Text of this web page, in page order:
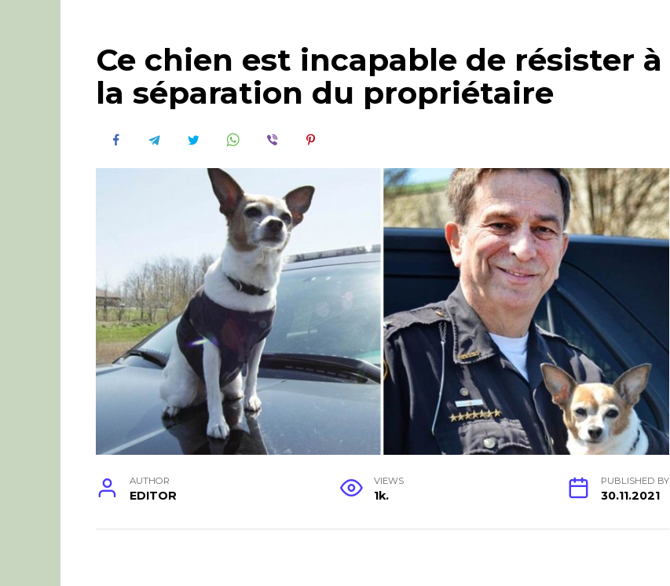
Ce chien est incapable de résister à
la séparation du propriétaire
AUTHOR
EDITOR
VIEWS
1k.
PUBLISHED BY
30.11.2021